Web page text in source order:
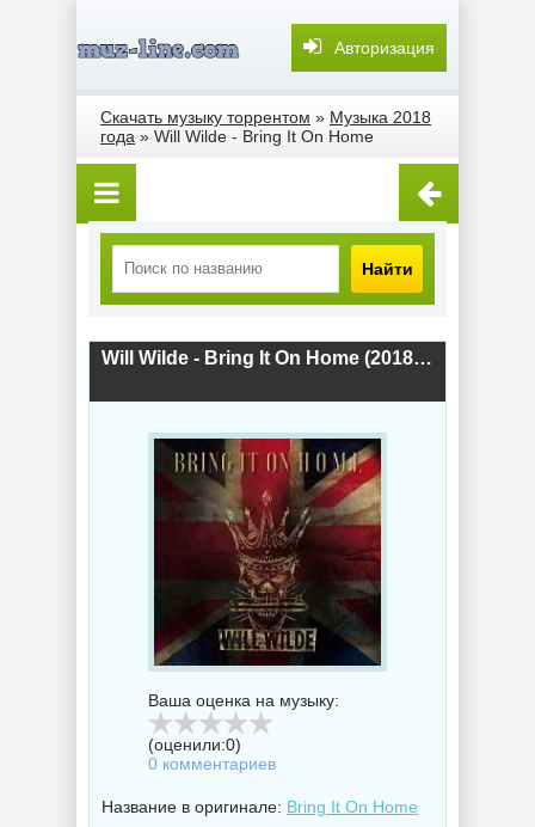
Авторизация
Скачать музыку торрентом » Музыка 2018
года » Will Wilde - Bring It On Home
Найти
Will Wilde - Bring It On Home (2018) скачать торрент
Ваша оценка на музыку:
(оценили:0)
0 комментариев
Название в оригинале: Bring It On Home